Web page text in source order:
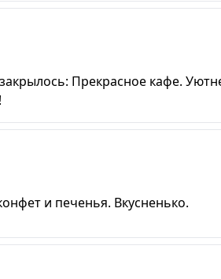
Прекрасное кафе.
и печенья. Вкусненько.